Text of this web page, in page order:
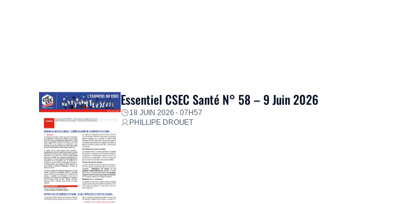
Essentiel CSEC Santé N° 58 – 9 Juin 2026
18 JUIN 2026 - 07H57
PHILLIPE DROUET